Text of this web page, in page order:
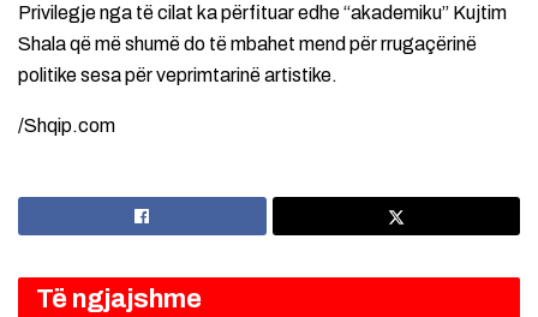
Privilegje nga të cilat ka përfituar edhe “akademiku” Kujtim
Shala që më shumë do të mbahet mend për rrugaçërinë
politike sesa për veprimtarinë artistike.
/Shqip.com
Të ngjajshme